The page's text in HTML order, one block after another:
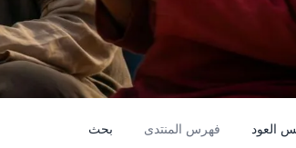
العود فهرس المنتدى بحث